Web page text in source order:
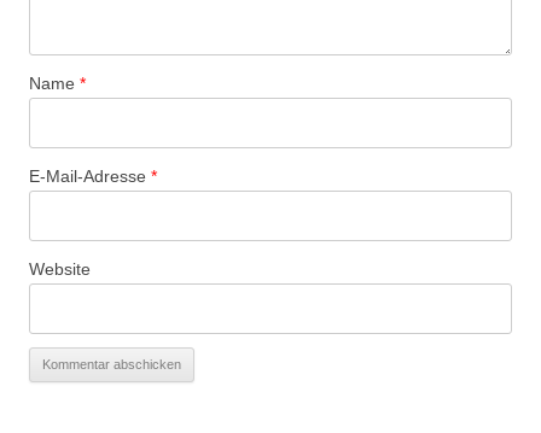
Name *
E-Mail-Adresse *
Website